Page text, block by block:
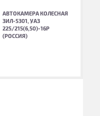
АВТОКАМЕРА КОЛЕСНАЯ
ЗИЛ-5301, УАЗ
225/215(6,50)-16Р
(РОССИЯ)